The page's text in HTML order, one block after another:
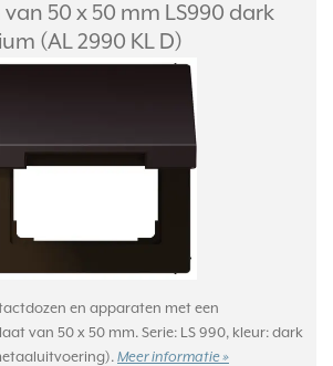
50 x 50 mm LS990 dark
(AL 2990 KL D)
en apparaten met een
van 50 x 50 mm. Serie: LS 990, kleur: dark
Meer informatie »